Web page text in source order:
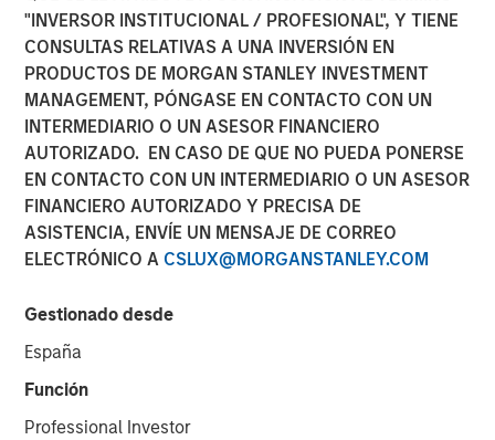
"INVERSOR INSTITUCIONAL / PROFESIONAL", Y TIENE
CONSULTAS RELATIVAS A UNA INVERSIÓN EN
PRODUCTOS DE MORGAN STANLEY INVESTMENT
MANAGEMENT, PÓNGASE EN CONTACTO CON UN
INTERMEDIARIO O UN ASESOR FINANCIERO
AUTORIZADO. EN CASO DE QUE NO PUEDA PONERSE
EN CONTACTO CON UN INTERMEDIARIO O UN ASESOR
FINANCIERO AUTORIZADO Y PRECISA DE
ASISTENCIA, ENVÍE UN MENSAJE DE CORREO
ELECTRÓNICO A CSLUX@MORGANSTANLEY.COM
Gestionado desde
España
Función
Professional Investor
24 MARZO 2026
NEW YORK – March 24, 2026
Morgan Stanley Investment Management announced
today that Huel, one of the first investments made by the
1GT climate private equity strategy, has entered into a
leading food and beverage company.
Huel’s range of plant-based drinks and meals has made it
accessible options. Since 1GT’s investment in 2023, Huel
has delivered substantial organic growth, including